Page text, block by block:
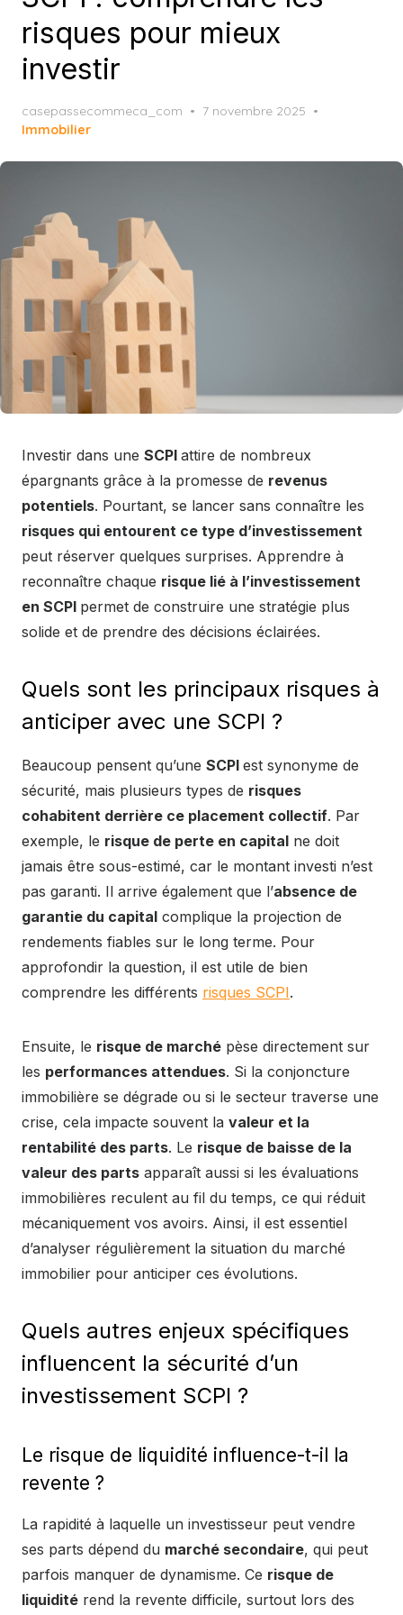
risques pour mieux
investir
casepassecommeca_com
Posted
7 novembre 2025
Immobilier
Investir dans une SCPI attire de nombreux
épargnants grâce à la promesse de revenus
potentiels. Pourtant, se lancer sans connaître les
risques qui entourent ce type d’investissement
peut réserver quelques surprises. Apprendre à
reconnaître chaque risque lié à l’investissement
en SCPI permet de construire une stratégie plus
solide et de prendre des décisions éclairées.
Quels sont les principaux risques à
anticiper avec une SCPI ?
Beaucoup pensent qu’une SCPI est synonyme de
sécurité, mais plusieurs types de risques
cohabitent derrière ce placement collectif. Par
exemple, le risque de perte en capital ne doit
jamais être sous-estimé, car le montant investi n’est
pas garanti. Il arrive également que l’absence de
garantie du capital complique la projection de
rendements fiables sur le long terme. Pour
approfondir la question, il est utile de bien
comprendre les différents risques SCPI.
Ensuite, le risque de marché pèse directement sur
les performances attendues. Si la conjoncture
immobilière se dégrade ou si le secteur traverse une
crise, cela impacte souvent la valeur et la
rentabilité des parts. Le risque de baisse de la
valeur des parts apparaît aussi si les évaluations
immobilières reculent au fil du temps, ce qui réduit
mécaniquement vos avoirs. Ainsi, il est essentiel
d’analyser régulièrement la situation du marché
immobilier pour anticiper ces évolutions.
Quels autres enjeux spécifiques
influencent la sécurité d’un
investissement SCPI ?
Le risque de liquidité influence-t-il la
revente ?
La rapidité à laquelle un investisseur peut vendre
ses parts dépend du marché secondaire, qui peut
parfois manquer de dynamisme. Ce risque de
liquidité rend la revente difficile, surtout lors des